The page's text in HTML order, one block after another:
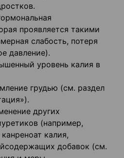
проявляется такими
слабость, потеря
давление).
уровень калия в
грудью (см. раздел
других
(например,
калия,
добавок (см.